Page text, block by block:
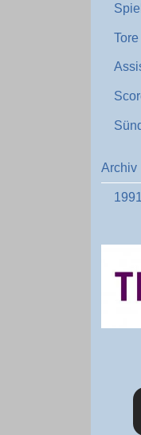
Tore
Archiv